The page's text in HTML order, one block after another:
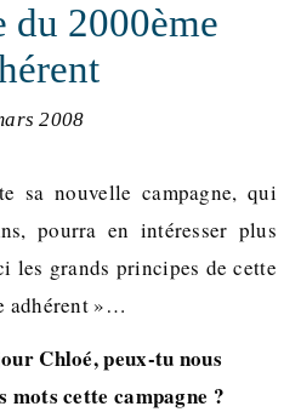
du 2000ème
2008
sa nouvelle campagne, qui
pourra en intéresser plus
les grands principes de cette
adhérent »…
Chloé, peux-tu nous
mots cette campagne ?